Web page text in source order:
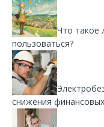
Что такое
пользоваться?
снижения